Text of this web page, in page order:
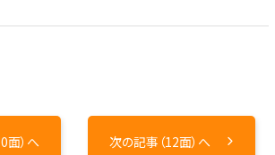
面）へ 次の記事（12面）へ